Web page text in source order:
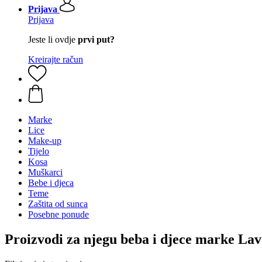
Prijava
Prijava
Jeste li ovdje prvi put?
Kreirajte račun
Marke
Lice
Make-up
Tijelo
Kosa
Muškarci
Bebe i djeca
Teme
Zaštita od sunca
Posebne ponude
Proizvodi za njegu beba i djece marke